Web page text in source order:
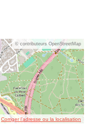
© contributeurs OpenStreetMap
Corriger l’adresse ou la localisation